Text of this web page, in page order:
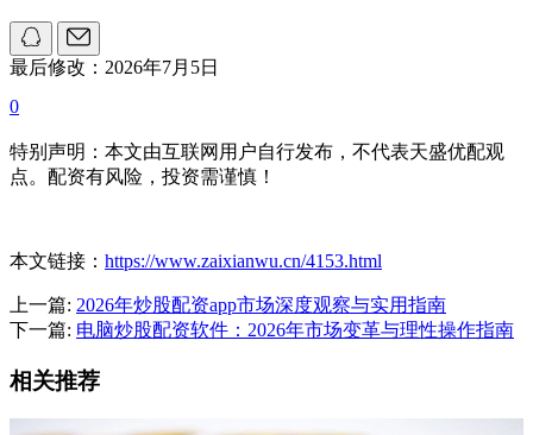
最后修改：2026年7月5日
0
特别声明：本文由互联网用户自行发布，不代表天盛优配观
点。配资有风险，投资需谨慎！
本文链接： https://www.zaixianwu.cn/4153.html
上一篇: 2026年炒股配资app市场深度观察与实用指南
下一篇: 电脑炒股配资软件：2026年市场变革与理性操作指南
相关推荐